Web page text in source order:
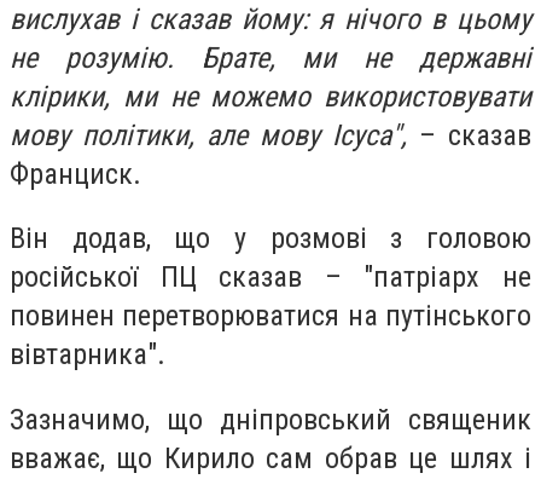
вислухав і сказав йому: я нічого в цьому
не розумію. Брате, ми не державні
клірики, ми не можемо використовувати
мову політики, але мову Ісуса", – сказав
Франциск.
Він додав, що у розмові з головою
російської ПЦ сказав – "патріарх не
повинен перетворюватися на путінського
вівтарника".
Зазначимо, що дніпровський священик
вважає, що Кирило сам обрав це шлях і